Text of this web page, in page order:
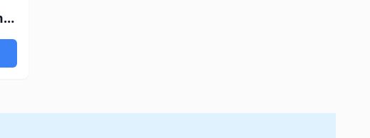
Trimebutina Solución Inyectable 50mg/5ml x 1 Ampolla ADN Medical